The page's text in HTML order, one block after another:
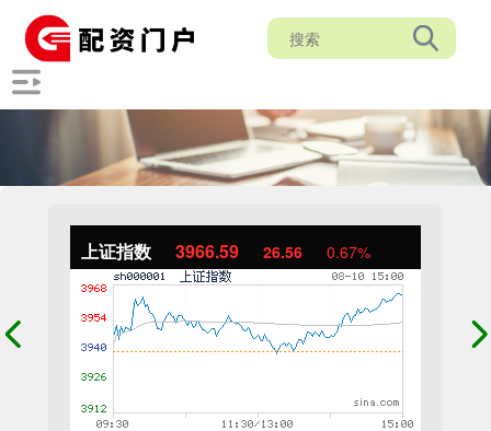
上证指数 3966.59 26.56 0.67%